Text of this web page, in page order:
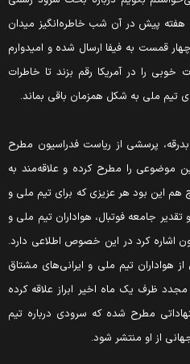
پیش در آن شب خاطره‌انگیز میدان
قمست به فیفا ارسال شده و امیدوارم
خوبی را در آمریکا رقم بزند تا خاطرات
ملی به شکل همزمان باقی بماند.
پرسشی از ریاست فدراسیون مطرح
را مطرح کرده و علاقه‌مند به
این بود هر عزیزی که برای تیم ملی و
جامعه فوتبال، هواداران تیم ملی و
کرد در این خصوص اطلاعی دارد.
تیم ملی و ایرانی‌های مشتاق
ظرف یک ماه اخیر ابراز علاقه کرده
مطرح شده که سرودی درباره تیم
از او منتشر شود.